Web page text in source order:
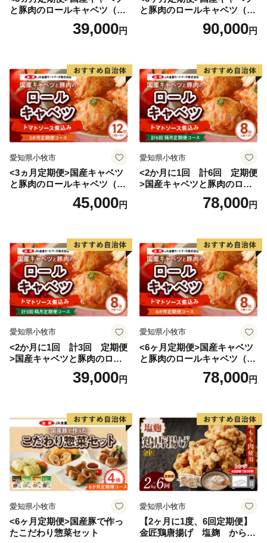
と豚肉のロールキャベツ（4P
39,000円
と豚肉のロールキャベツ（6P
90,000円
愛知県小牧市
<3ヵ月定期便>国産キャベツ
と豚肉のロールキャベツ（6P
45,000円
愛知県小牧市
<2か月に1回 計6回 定期便
>国産キャベツと豚肉のロー
ルキャベツ（4P入り）
78,000円
愛知県小牧市
<2か月に1回 計3回 定期便
>国産キャベツと豚肉のロー
ルキャベツ（4P入り）
39,000円
愛知県小牧市
<6ヶ月定期便>国産キャベツ
と豚肉のロールキャベツ（4P
78,000円
愛知県小牧市
<6ヶ月定期便>国産豚で作っ
たこだわり惣菜セット
愛知県小牧市
【2ヶ月に1度、6回定期便】
金匠鶏唐揚げ 塩麹 からあ